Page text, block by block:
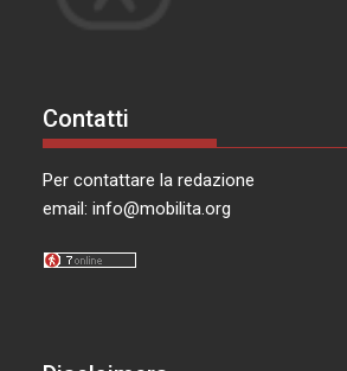
Contatti
Per contattare la redazione
email:info@mobilita.org